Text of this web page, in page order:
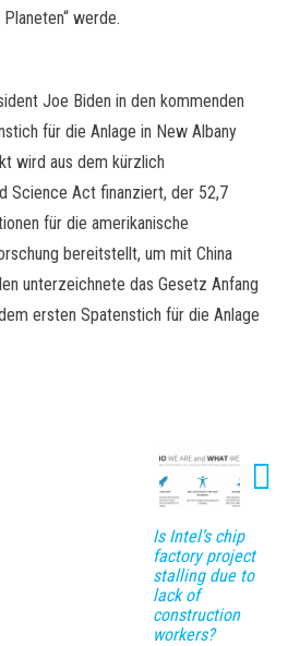
werde.
Joe Biden in den kommenden
für die Anlage in New Albany
wird aus dem kürzlich
Science Act finanziert, der 52,7
für die amerikanische
bereitstellt, um mit China
unterzeichnete das Gesetz Anfang
ersten Spatenstich für die Anlage
Is Intel’s chip
factory project
stalling due to
lack of
construction
workers?